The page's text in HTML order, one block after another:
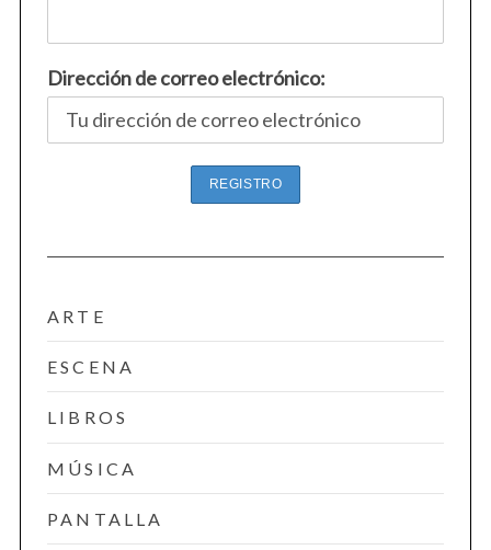
Dirección de correo electrónico:
ARTE
ESCENA
LIBROS
MÚSICA
PANTALLA